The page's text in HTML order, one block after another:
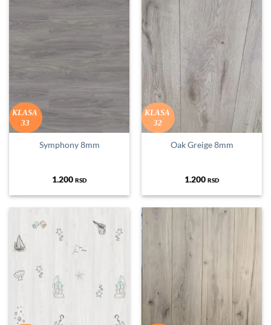
KLASA
33
Symphony 8mm
1.200 RSD
KLASA
32
Oak Greige 8mm
1.200 RSD